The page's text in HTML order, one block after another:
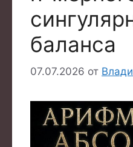
баланса
07.07.2026 от